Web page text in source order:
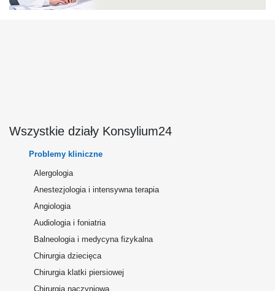
Wszystkie działy Konsylium24
Problemy kliniczne
Alergologia
Anestezjologia i intensywna terapia
Angiologia
Audiologia i foniatria
Balneologia i medycyna fizykalna
Chirurgia dziecięca
Chirurgia klatki piersiowej
Chirurgia naczyniowa